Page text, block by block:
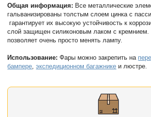
Общая информация: Все металлические
гальванизированы толстым слоем цинка с
гарантирует их высокую устойчивость к
слой защищен силиконовым лаком с
позволяет очень просто менять лампу.
Использование: Фары можно закрепить на
бампере ,экспедиционном багажнике и люстре.